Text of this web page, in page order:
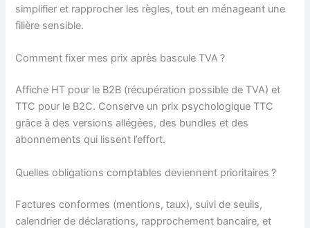
simplifier et rapprocher les règles, tout en ménageant une
filière sensible.
Comment fixer mes prix après bascule TVA ?
Affiche HT pour le B2B (récupération possible de TVA) et
TTC pour le B2C. Conserve un prix psychologique TTC
grâce à des versions allégées, des bundles et des
abonnements qui lissent l’effort.
Quelles obligations comptables deviennent prioritaires ?
Factures conformes (mentions, taux), suivi de seuils,
calendrier de déclarations, rapprochement bancaire, et